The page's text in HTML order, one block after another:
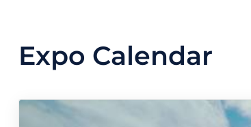
Expo Calendar